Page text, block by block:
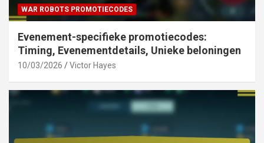
WAR ROBOTS PROMOTIECODES
Evenement-specifieke promotiecodes:
Timing, Evenementdetails, Unieke beloningen
10/03/2026 Victor Hayes